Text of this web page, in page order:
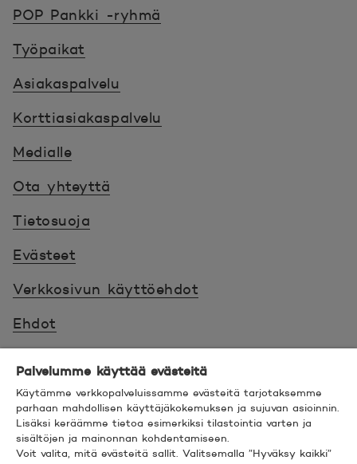
POP Pankki -ryhmä
Työpaikat
Asiakaspalvelu
Korttiasiakaspalvelu
Medialle
Ota yhteyttä
Tietosuoja
Evästeet
Verkkosivun käyttöehdot
Ehdot
Saavutettavuus
Hyödyllistä tietää
Palvelumme käyttää evästeitä
Käytämme verkkopalveluissamme evästeitä tarjotaksemme
parhaan mahdollisen käyttäjäkokemuksen ja sujuvan asioinnin.
Lisäksi keräämme tietoa esimerkiksi tilastointia varten ja
sisältöjen ja mainonnan kohdentamiseen.
Voit valita, mitä evästeitä sallit. Valitsemalla ”Hyväksy kaikki”